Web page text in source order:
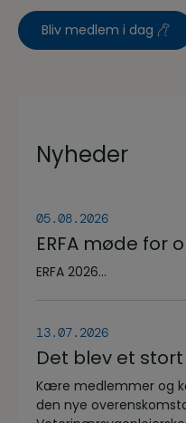
Bliv medlem i dag
Nyheder
05.08.2026
ERFA møde
på
ERFA 2026...
13.07.2026
Det blev et
Kære medlemmer og
den nye